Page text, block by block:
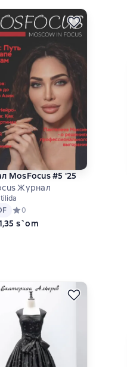
MosFocus #5 '25
Журнал
Средний рейтинг 0 на основе 0
0
s`om